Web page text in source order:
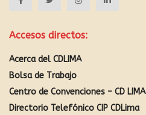
Accesos directos:
Acerca del CDLIMA
Bolsa de Trabajo
Centro de Convenciones – CD LIMA
Directorio Telefónico CIP CDLima